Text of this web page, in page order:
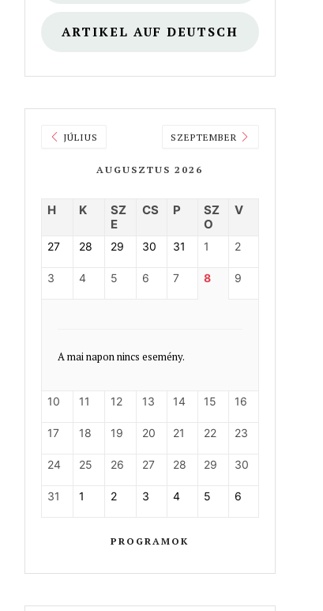
ARTIKEL AUF DEUTSCH
JÚLIUS
AUGUSZTUS 2026
SZEPTEMBER
H K
SZ
E
CS P
SZ
O
V
27 28 29 30 31 1 2
3 4 5 6 7 8 9
A mai napon nincs esemény.
10 11 12 13 14 15 16
17 18 19 20 21 22 23
24 25 26 27 28 29 30
31 1 2 3 4 5 6
PROGRAMOK